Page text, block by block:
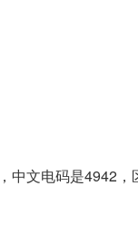
中文电码是4942，